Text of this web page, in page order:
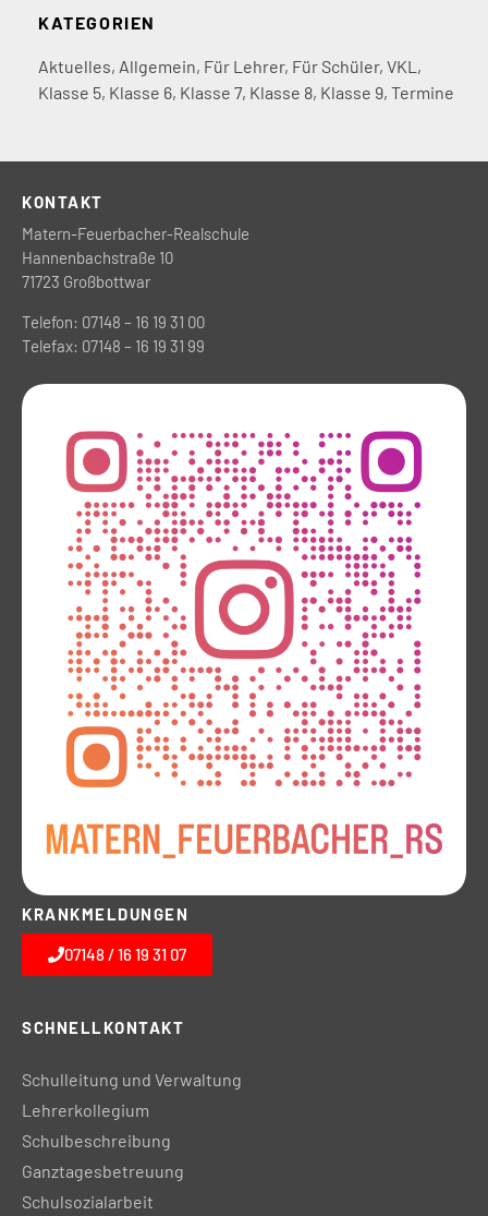
KATEGORIEN
Aktuelles, Allgemein, Für Lehrer, Für Schüler, VKL ,
Klasse 5, Klasse 6, Klasse 7, Klasse 8, Klasse 9, Termine
KONTAKT
Matern-Feuerbacher-Realschule
Hannenbachstraße 10
71723 Großbottwar
Telefon: 07148 – 16 19 31 00
Telefax: 07148 – 16 19 31 99
KRANKMELDUNGEN
07148 / 16 19 31 07
SCHNELLKONTAKT
Schulleitung und Verwaltung
Lehrerkollegium
Schulbeschreibung
Ganztagesbetreuung
Schulsozialarbeit